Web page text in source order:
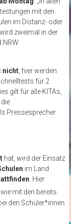
mit den
im Distanz- oder
zweimal in der
NRW
nicht, hier werden
für 2
gilt für alle KITAs,
Pressesprecher
hat, wird der Einsatz
im Land
. Hier
mit den bereits
den Schüler*innen